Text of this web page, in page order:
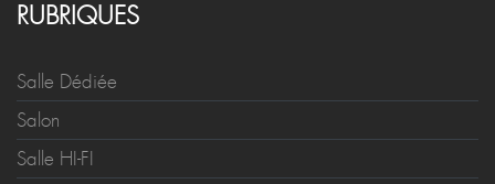
RUBRIQUES
Salle Dédiée
Salon
Salle HI-FI